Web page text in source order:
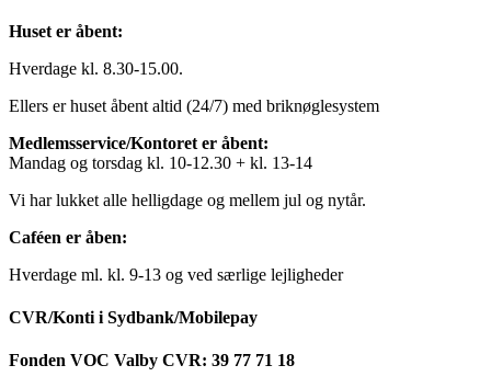
Huset er åbent:
Hverdage kl. 8.30-15.00.
Ellers er huset åbent altid (24/7) med briknøglesystem
Medlemsservice/Kontoret er åbent:
Mandag og torsdag kl. 10-12.30 + kl. 13-14
Vi har lukket alle helligdage og mellem jul og nytår.
Caféen er åben:
Hverdage ml. kl. 9-13 og ved særlige lejligheder
CVR/Konti i Sydbank/Mobilepay
Fonden VOC Valby CVR: 39 77 71 18